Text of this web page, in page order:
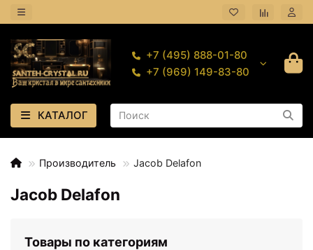
+7 (495) 888-01-80
+7 (969) 149-83-80
КАТАЛОГ
Производитель Jacob Delafon
Jacob Delafon
Товары по категориям